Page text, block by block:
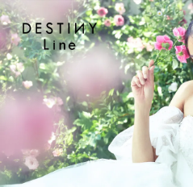
TOP
CONCEPT